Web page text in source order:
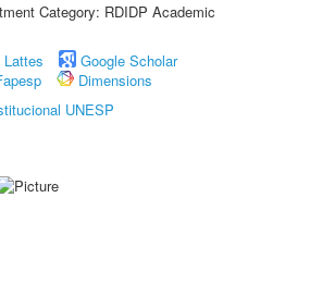
Category: RDIDP Academic
Lattes
Google Scholar
Dimensions
UNESP